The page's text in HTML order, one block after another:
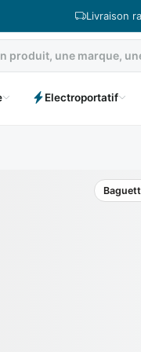
Livraison
Electroportatif